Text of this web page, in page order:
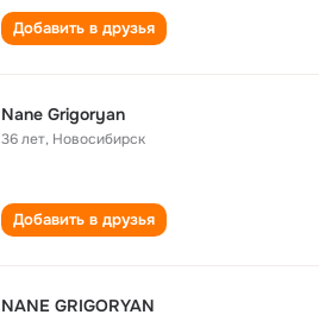
Добавить в друзья
Nane Grigoryan
36 лет, Новосибирск
Добавить в друзья
NANE GRIGORYAN